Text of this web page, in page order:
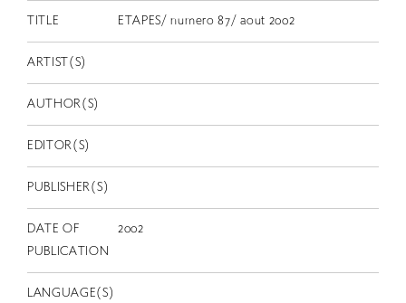
JP
EN
TITLE ETAPES/ numero 87/ aout 2002
ARTIST(S)
AUTHOR(S)
EDITOR(S)
PUBLISHER(S)
DATE OF
PUBLICATION
2002
LANGUAGE(S)